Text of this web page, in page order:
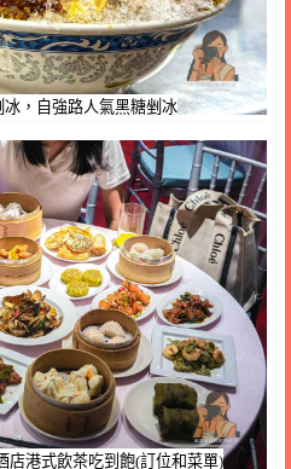
冰，自強路人氣黑糖剉冰
店港式飲茶吃到飽(訂位和菜單)